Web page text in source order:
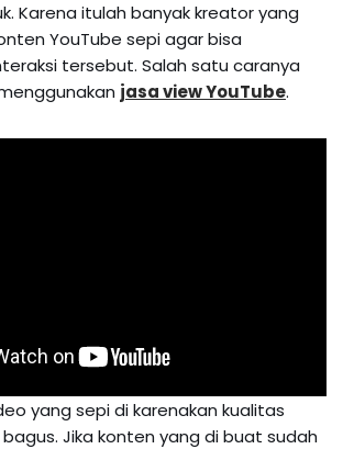
Karena itulah banyak kreator yang
YouTube sepi agar bisa
tersebut. Salah satu caranya
jasa view YouTube.
yang sepi di karenakan kualitas
Jika konten yang di buat sudah